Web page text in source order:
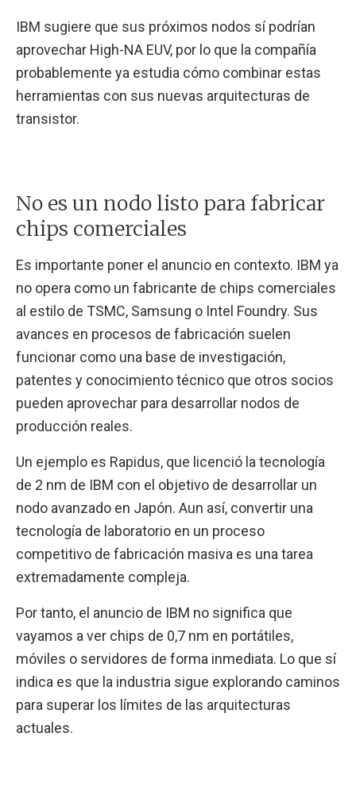
IBM sugiere que sus próximos nodos sí podrían
aprovechar High-NA EUV, por lo que la compañía
probablemente ya estudia cómo combinar estas
herramientas con sus nuevas arquitecturas de
transistor.
No es un nodo listo para fabricar
chips comerciales
Es importante poner el anuncio en contexto. IBM ya
no opera como un fabricante de chips comerciales
al estilo de TSMC, Samsung o Intel Foundry. Sus
avances en procesos de fabricación suelen
funcionar como una base de investigación,
patentes y conocimiento técnico que otros socios
pueden aprovechar para desarrollar nodos de
producción reales.
Un ejemplo es Rapidus, que licenció la tecnología
de 2 nm de IBM con el objetivo de desarrollar un
nodo avanzado en Japón. Aun así, convertir una
tecnología de laboratorio en un proceso
competitivo de fabricación masiva es una tarea
extremadamente compleja.
Por tanto, el anuncio de IBM no significa que
vayamos a ver chips de 0,7 nm en portátiles,
móviles o servidores de forma inmediata. Lo que sí
indica es que la industria sigue explorando caminos
para superar los límites de las arquitecturas
actuales.